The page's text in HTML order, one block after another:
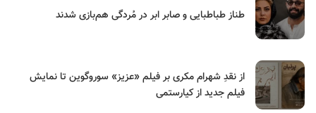
طناز طباطبایی و صابر ابر در مُردگی هم‌بازی شدند
از نقدِ شهرام مکری بر فیلم «عزیز» سوروگوین تا نمایش
فیلم جدید از کیارستمی